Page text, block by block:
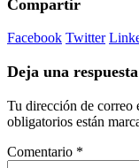
Compartir
Facebook Twitter
Deja una respuesta
Tu dirección de correo
obligatorios están
Comentario *